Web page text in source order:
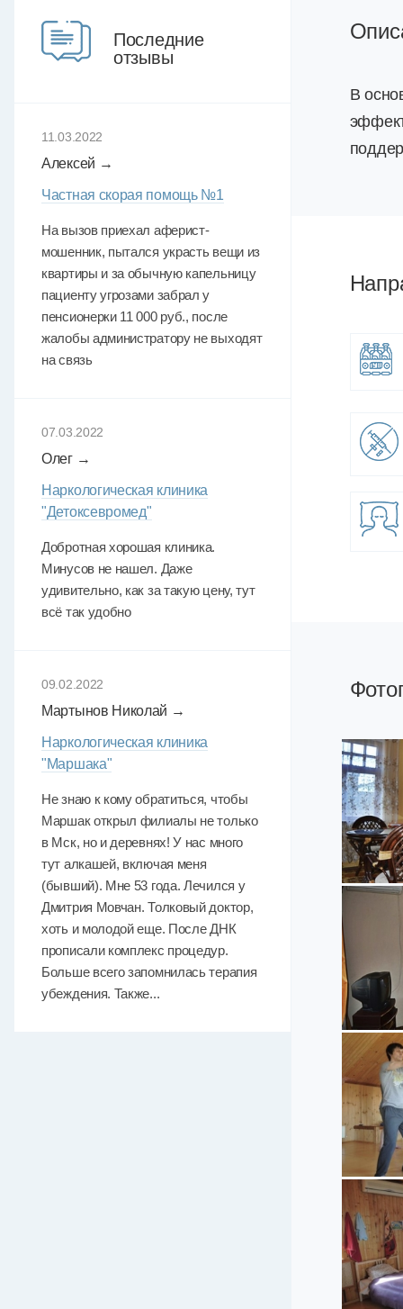
В
Последние
отзывы
11.03.2022
Алексей →
Частная скорая помощь №1
На вызов приехал аферист-
мошенник, пытался украсть вещи из
квартиры и за обычную капельницу
пациенту угрозами забрал у
пенсионерки 11 000 руб., после
жалобы администратору не выходят
на связь
07.03.2022
Олег →
Наркологическая клиника
"Детоксевромед"
Добротная хорошая клиника.
Минусов не нашел. Даже
удивительно, как за такую цену, тут
всё так удобно
09.02.2022
Мартынов Николай →
Наркологическая клиника
"Маршака"
Не знаю к кому обратиться, чтобы
Маршак открыл филиалы не только
в Мск, но и деревнях! У нас много
тут алкашей, включая меня
(бывший). Мне 53 года. Лечился у
Дмитрия Мовчан. Толковый доктор,
хоть и молодой еще. После ДНК
прописали комплекс процедур.
Больше всего запомнилась терапия
убеждения. Также...